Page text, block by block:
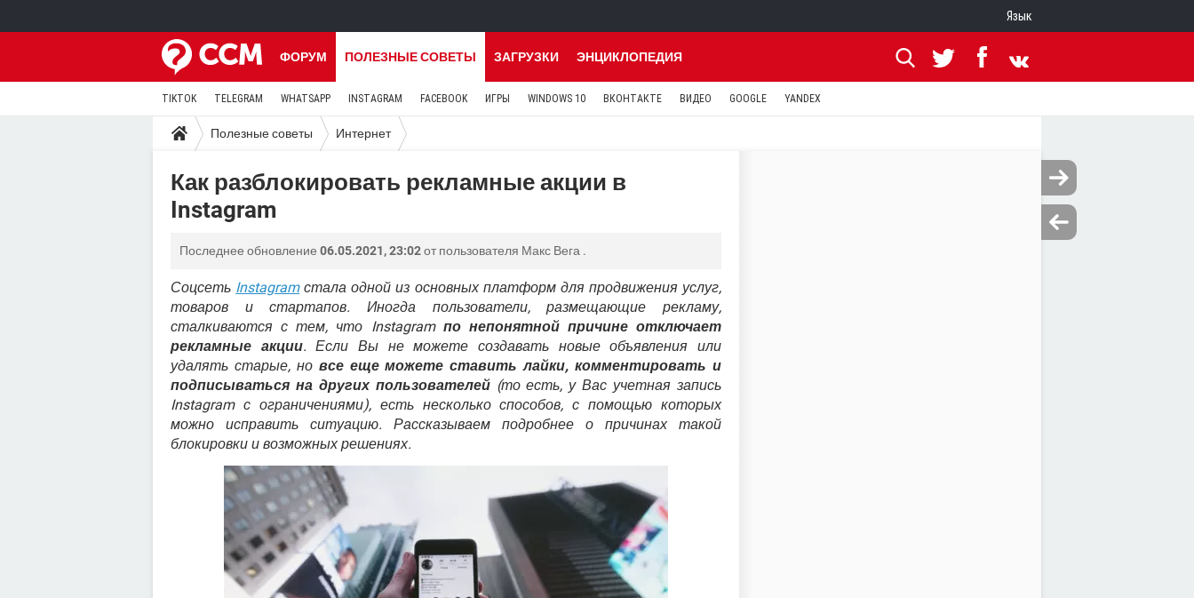
Язык
ФОРУМ ПОЛЕЗНЫЕ СОВЕТЫ ЗАГРУЗКИ ЭНЦИКЛОПЕДИЯ
TIKTOK TELEGRAM WHATSAPP INSTAGRAM FACEBOOK ИГРЫ WINDOWS 10 ВКОНТАКТЕ ВИДЕО GOOGLE YANDEX
Полезные советы Интернет
Как разблокировать рекламные акции в
Instagram
Последнее обновление 06.05.2021, 23:02от пользователя Макс Вега .
Соцсеть Instagramстала одной из основных платформ для продвижения услуг,
товаров и стартапов. Иногда пользователи, размещающие рекламу,
сталкиваются с тем, что Instagram по непонятной причине отключает
рекламные акции. Если Вы не можете создавать новые объявления или
удалять старые, но все еще можете ставить лайки, комментировать и
подписываться на других пользователей(то есть, у Вас учетная запись
Instagram с ограничениями), есть несколько способов, с помощью которых
можно исправить ситуацию. Рассказываем подробнее о причинах такой
блокировки и возможных решениях.